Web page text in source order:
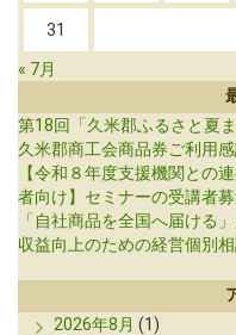
31
« 7月
第18回「久米郡ふるさと夏
久米郡商工会商品券ご利用
【令和８年度支援機関との
者向け】セミナーの受講者
「自社商品を全国へ届ける
収益向上のための経営個別
2026年8月 (1)